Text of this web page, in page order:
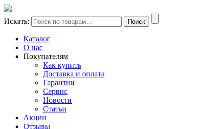
Искать: Поиск
Каталог
О нас
Покупателям
Как купить
Доставка и оплата
Гарантии
Сервис
Новости
Статьи
Акции
Отзывы